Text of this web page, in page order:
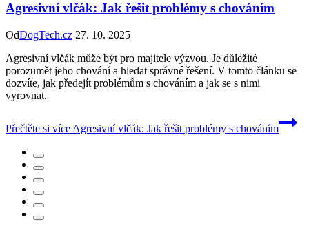
Agresivní vlčák: Jak řešit problémy s chováním
OdDogTech.cz 27. 10. 2025
Agresivní vlčák může být pro majitele výzvou. Je důležité
porozumět jeho chování a hledat správné řešení. V tomto článku se
dozvíte, jak předejít problémům s chováním a jak se s nimi
vyrovnat.
Přečtěte si více Agresivní vlčák: Jak řešit problémy s chováním